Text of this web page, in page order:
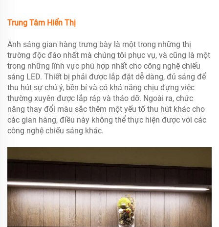
Trung Tâm Hiển Thị
Ánh sáng gian hàng trưng bày là một trong những thị
trường độc đáo nhất mà chúng tôi phục vụ, và cũng là một
trong những lĩnh vực phù hợp nhất cho công nghệ chiếu
sáng LED. Thiết bị phải được lắp đặt dễ dàng, đủ sáng để
thu hút sự chú ý, bền bỉ và có khả năng chịu đựng việc
thường xuyên được lắp ráp và tháo dỡ. Ngoài ra, chức
năng thay đổi màu sắc thêm một yếu tố thu hút khác cho
các gian hàng, điều này không thể thực hiện được với các
công nghệ chiếu sáng khác.